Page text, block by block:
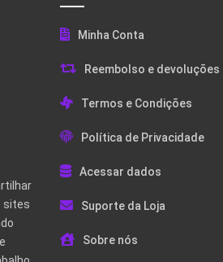
sites
Minha Conta
Reembolso e devoluções
Termos e Condições
Política de Privacidade
Acessar dados
Suporte da Loja
Sobre nós